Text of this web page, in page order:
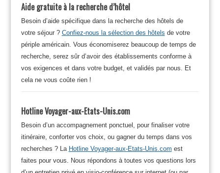
Aide gratuite à la recherche d’hôtel
Besoin d’aide spécifique dans la recherche des hôtels de
votre séjour ? Confiez-nous la sélection des hôtels de votre
périple américain. Vous économiserez beaucoup de temps de
recherche, serez sûr d’avoir des établissements conforme à
vos exigences et dans votre budget, et validés par nous. Et
cela ne vous coûte rien !
Hotline Voyager-aux-Etats-Unis.com
Besoin d’un accompagnement ponctuel, pour finaliser votre
itinéraire, conforter vos choix, ou gagner du temps dans vos
recherches ? La Hotline Voyager-aux-Etats-Unis.com est
faites pour vous. Nous répondons à toutes vos questions lors